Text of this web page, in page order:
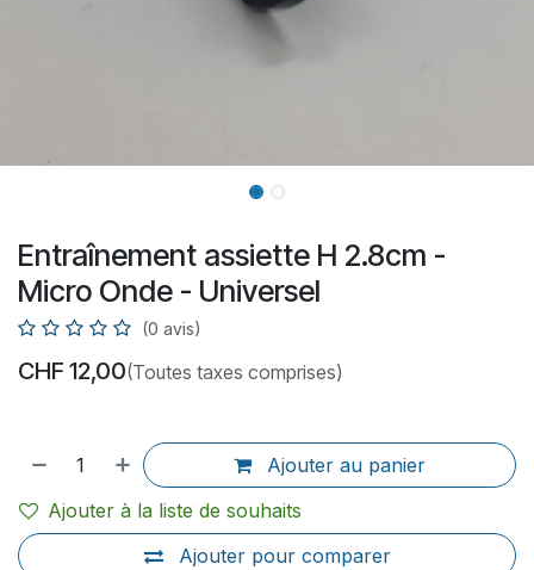
Entraînement assiette H 2.8cm -
Micro Onde - Universel
(0 avis)
CHF 12,00(Toutes taxes comprises)
Ajouter au panier
Ajouter pour comparer
Ajouter à la liste de souhaits